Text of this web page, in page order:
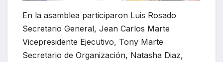
En la asamblea participaron Luis Rosado
Secretario General, Jean Carlos Marte
Vicepresidente Ejecutivo, Tony Marte
Secretario de Organización, Natasha Diaz,